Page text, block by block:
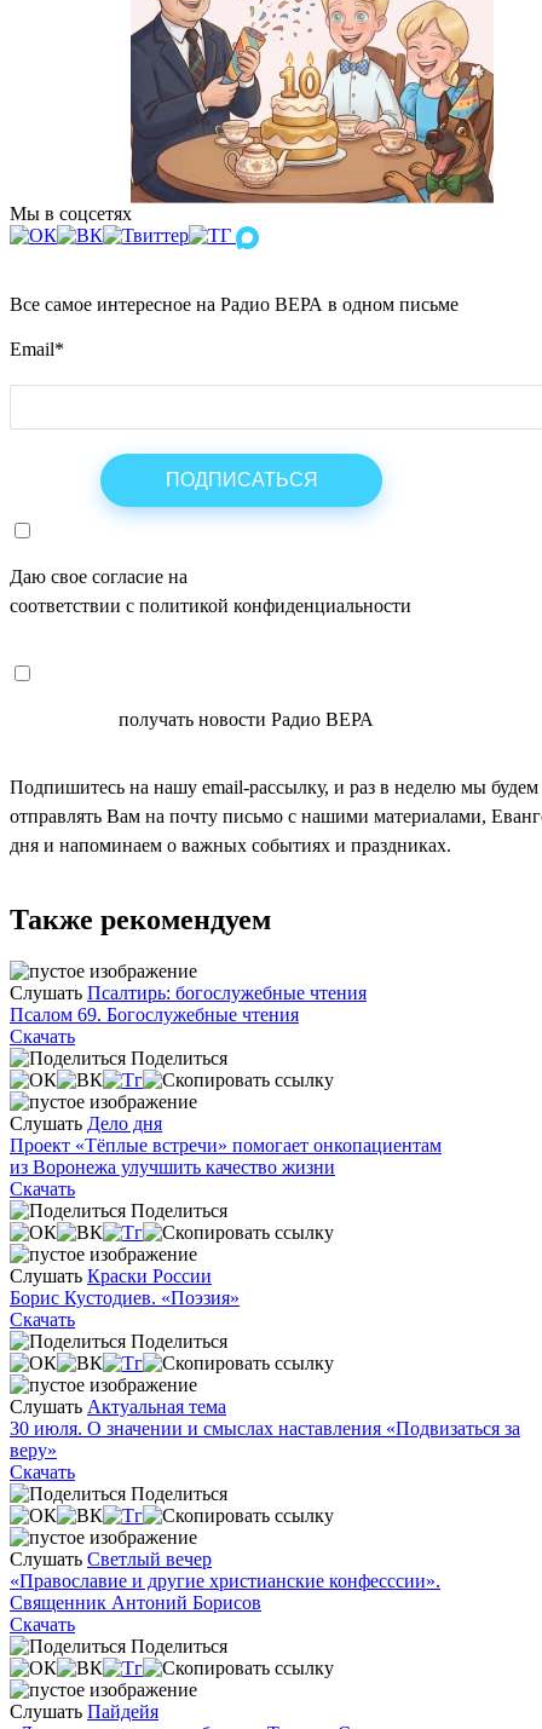
Мы в соцсетях
Все самое интересное на Радио ВЕРА в одном письме
Email*
Даю свое согласие на
соответствии с политикой конфиденциальности
получать новости Радио ВЕРА
Подпишитесь на нашу email-рассылку, и раз в неделю мы будем
отправлять Вам на почту письмо с нашими материалами,
дня и напоминаем о важных событиях и праздниках.
Также рекомендуем
Слушать Псалтирь: богослужебные чтения
Псалом 69. Богослужебные чтения
Скачать
Поделиться
Слушать Дело дня
Проект «Тёплые встречи» помогает онкопациентам
из Воронежа улучшить качество жизни
Скачать
Поделиться
Слушать Краски России
Борис Кустодиев. «Поэзия»
Скачать
Поделиться
Слушать Актуальная тема
30 июля. О значении и смыслах наставления «Подвизаться за
веру»
Скачать
Поделиться
Слушать Светлый вечер
«Православие и другие христианские конфесссии».
Священник Антоний Борисов
Скачать
Поделиться
Слушать Пайдейя